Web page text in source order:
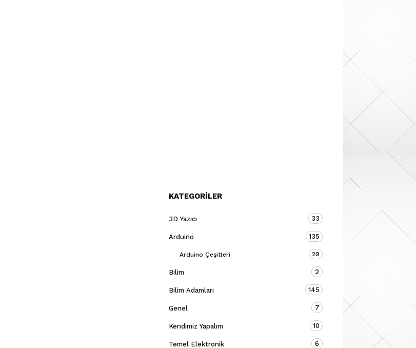
KATEGORILER
3D Yazıcı 33
Arduino 135
Arduino Çeşitleri 29
Bilim 2
Bilim Adamları 145
Genel 7
Kendimiz Yapalım 10
Temel Elektronik 6